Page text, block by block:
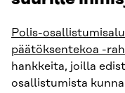
Polis-
päätöksentekoa -
hankkeita, joilla
osallistumista